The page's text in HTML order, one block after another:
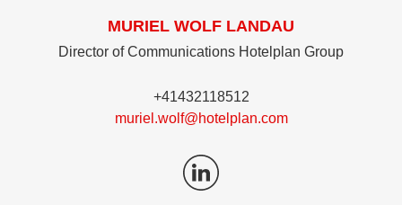
MURIEL WOLF LANDAU
Director of Communications Hotelplan Group
+41432118512
muriel.wolf@hotelplan.com